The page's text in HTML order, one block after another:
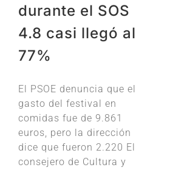
durante el SOS
4.8 casi llegó al
77%
El PSOE denuncia que el
gasto del festival en
comidas fue de 9.861
euros, pero la dirección
dice que fueron 2.220 El
consejero de Cultura y